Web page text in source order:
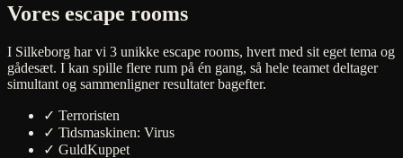
Vores escape rooms
I Silkeborg har vi 3 unikke escape rooms, hvert med sit eget tema og
gådesæt. I kan spille flere rum på én gang, så hele teamet deltager
simultant og sammenligner resultater bagefter.
✓ Terroristen
✓ Tidsmaskinen: Virus
✓ GuldKuppet